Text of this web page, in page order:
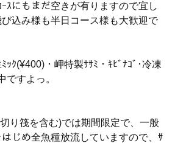
ｰｽにもまだ空きが有りますので宜し
込み様も半日コース様も大歓迎で
ｯｸ(¥400)・岬特製ｻｻﾐ・ｷﾋﾞﾅｺﾞ･冷凍
ですよっ。
切り筏を含む)では期間限定で、一般
はじめ全魚種放流していますので、ｻ